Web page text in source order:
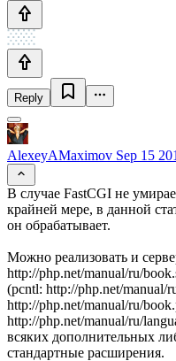
Reply
AlexeyAMaximov Sep 15
В случае FastCGI не
крайней мере, в данной
он обрабатывает.
Можно реализовать и
http://php.net/manual/ru/
(pcntl: http://php.net/manual/
http://php.net/manual/ru/
http://php.net/manual/ru/
всяких дополнительных
стандартные расширения.